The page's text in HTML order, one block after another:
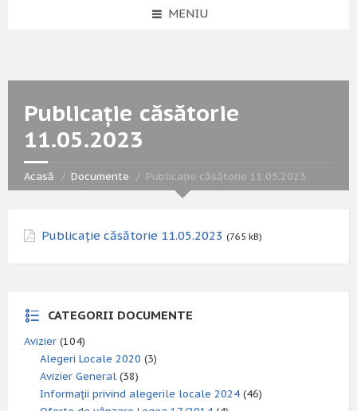
MENIU
Publicație căsătorie
11.05.2023
Acasă Documente Publicație căsătorie 11.05.2023
Publicație căsătorie 11.05.2023 (765 kB)
CATEGORII DOCUMENTE
Avizier (104)
Alegeri Locale 2020 (3)
Avizier General (38)
Informații privind alegerile locale 2024 (46)